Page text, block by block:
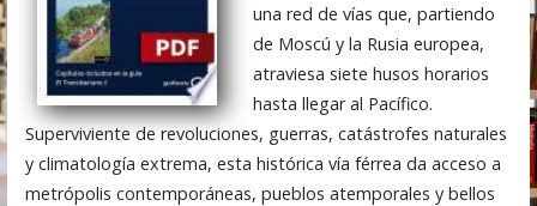
una red de vías que, partiendo
de Moscú y la Rusia europea,
atraviesa siete husos horarios
hasta llegar al Pacífico.
Superviviente de revoluciones, guerras, catástrofes naturales
y climatología extrema, esta histórica vía férrea da acceso a
metrópolis contemporáneas, pueblos atemporales y bellos